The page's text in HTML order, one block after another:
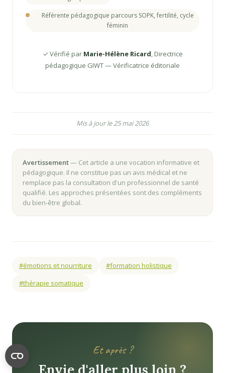
Référente pédagogique parcours SOPK, fertilité, cycle
féminin
✓ Vérifié par Marie-Hélène Ricard, Directrice
pédagogique GIWT — Vérificatrice éditoriale
Mis à jour le 25 mai 2026
Avertissement— Cet article a une vocation informative et
pédagogique. Il ne constitue pas un avis médical et ne
remplace pas la consultation d'un professionnel de santé
qualifié. Les approches présentées sont des compléments
du bien-être global.
#émotions et nourriture
#formation holistique
#thérapie somatique
Et après ?